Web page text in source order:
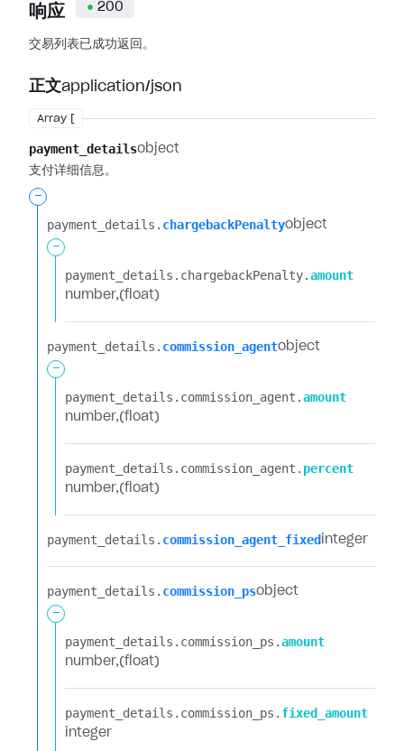
响应 200
交易列表已成功返回。
正文application/json
Array [
payment_detailsobject
支付详细信息。
-
payment_details.​ chargebackPenaltyobject
-
payment_details.​ chargebackPenalty.​amount
number (float)
payment_details.​ commission_agentobject
-
payment_details.​ commission_agent.​amount
number (float)
payment_details.​ commission_agent.​ percent
number (float)
payment_details.​ commission_agent_fixed integer
payment_details.​ commission_psobject
-
payment_details.​ commission_ps.​amount
number (float)
payment_details.​ commission_ps.​ fixed_amount
integer